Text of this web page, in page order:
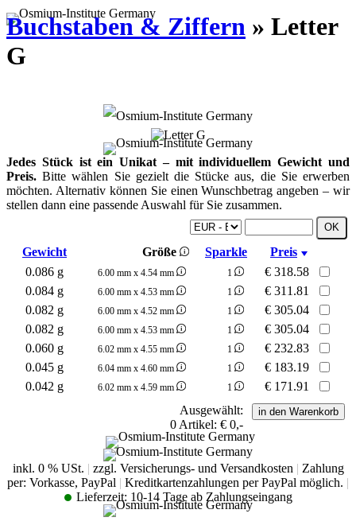
Buchstaben & Ziffern » Letter
G
Jedes Stück ist ein Unikat – mit individuellem Gewicht und
Preis. Bitte wählen Sie gezielt die Stücke aus, die Sie erwerben
möchten. Alternativ können Sie einen Wunschbetrag angeben – wir
stellen dann eine passende Auswahl für Sie zusammen.
Gewicht Größe Sparkle
Preis
0.086 g
6.00 mm x 4.54 mm 1 € 318.58
0.084 g
6.00 mm x 4.53 mm 1 € 311.81
0.082 g
6.00 mm x 4.52 mm 1 € 305.04
0.082 g
6.00 mm x 4.53 mm 1 € 305.04
0.060 g
6.02 mm x 4.55 mm 1 € 232.83
0.045 g
6.04 mm x 4.60 mm 1 € 183.19
0.042 g
6.02 mm x 4.59 mm 1 € 171.91
Ausgewählt:
0 Artikel: € 0,-
inkl. 0 % USt. | zzgl. Versicherungs- und Versandkosten | Zahlung
per: Vorkasse, PayPal | Kreditkartenzahlungen per PayPal möglich. |
Lieferzeit: 10-14 Tage ab Zahlungseingang